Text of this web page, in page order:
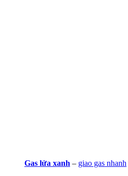
Gas lửa xanh – giao gas nhanh